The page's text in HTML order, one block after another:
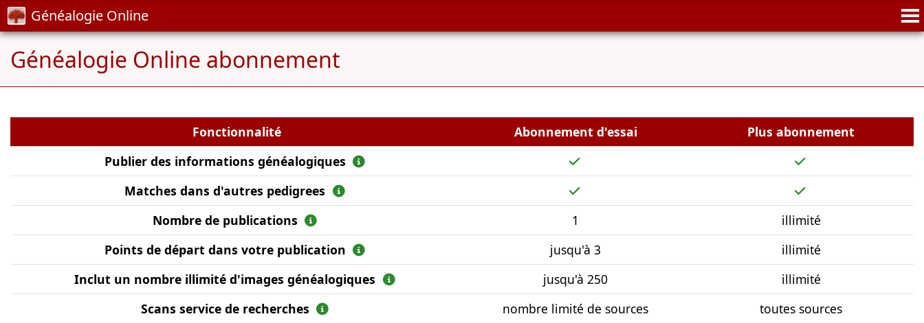
Généalogie Online
Généalogie Online abonnement
Fonctionnalité Abonnement d'essai
Plus abonnement
Publier des informations généalogiques
Matches dans d'autres pedigrees
Nombre de publications
1
illimité
Points de départ dans votre publication
jusqu'à 3
illimité
Inclut un nombre illimité d'images généalogiques
jusqu'à 250
illimité
Scans service de recherches
nombre limité de sources
toutes sources